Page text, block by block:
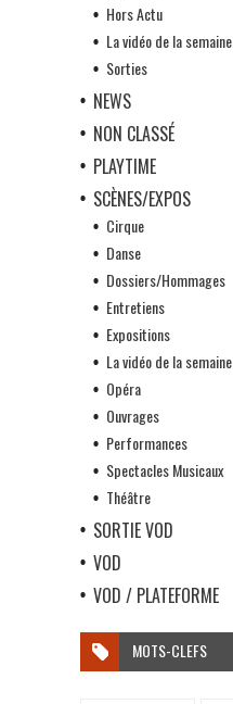
Hors Actu
La vidéo de la semaine
Sorties
NEWS
NON CLASSÉ
PLAYTIME
SCÈNES/EXPOS
Cirque
Danse
Dossiers/Hommages
Entretiens
Expositions
La vidéo de la semaine
Opéra
Ouvrages
Performances
Spectacles Musicaux
Théâtre
SORTIE VOD
VOD
VOD / PLATEFORME
MOTS-CLEFS